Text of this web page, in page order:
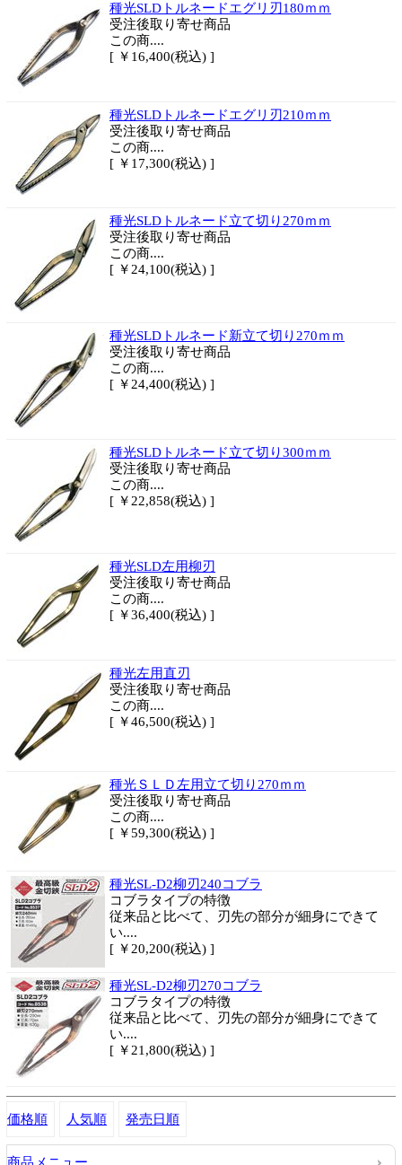
種光SLDトルネードエグリ刃180ｍｍ
受注後取り寄せ商品
この商....
[ ￥16,400(税込) ]
種光SLDトルネードエグリ刃210ｍｍ
受注後取り寄せ商品
この商....
[ ￥17,300(税込) ]
種光SLDトルネード立て切り270ｍｍ
受注後取り寄せ商品
この商....
[ ￥24,100(税込) ]
種光SLDトルネード新立て切り270ｍｍ
受注後取り寄せ商品
この商....
[ ￥24,400(税込) ]
種光SLDトルネード立て切り300ｍｍ
受注後取り寄せ商品
この商....
[ ￥22,858(税込) ]
種光SLD左用柳刃
受注後取り寄せ商品
この商....
[ ￥36,400(税込) ]
種光左用直刃
受注後取り寄せ商品
この商....
[ ￥46,500(税込) ]
種光ＳＬＤ左用立て切り270ｍｍ
受注後取り寄せ商品
この商....
[ ￥59,300(税込) ]
種光SL-D2柳刃240コブラ
コブラタイプの特徴
従来品と比べて、刃先の部分が細身にできて
い....
[ ￥20,200(税込) ]
種光SL-D2柳刃270コブラ
コブラタイプの特徴
従来品と比べて、刃先の部分が細身にできて
い....
[ ￥21,800(税込) ]
価格順 人気順 発売日順